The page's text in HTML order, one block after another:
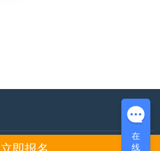
在
线
在
线